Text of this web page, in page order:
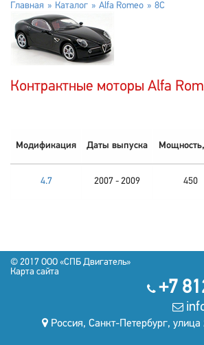
Главная Каталог Alfa Romeo 8C
Контрактные моторы Alfa
Модификация Даты выпуска
4.7 2007 - 2009 450
© 2017 OOO «СПБ Двигатель»
Карта сайта
+7
Россия, Санкт-Петербург,